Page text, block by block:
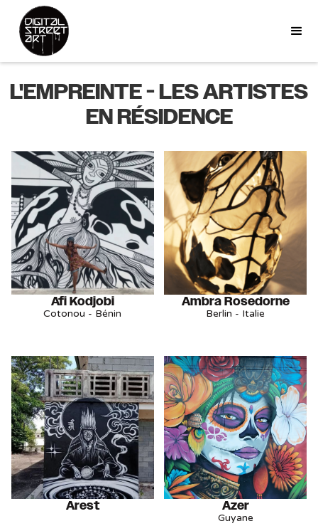
L'EMPREINTE - LES ARTISTES
EN RÉSIDENCE
Afi Kodjobi
Cotonou - Bénin
Ambra Rosedorne
Berlin - Italie
Arest Azer
Guyane